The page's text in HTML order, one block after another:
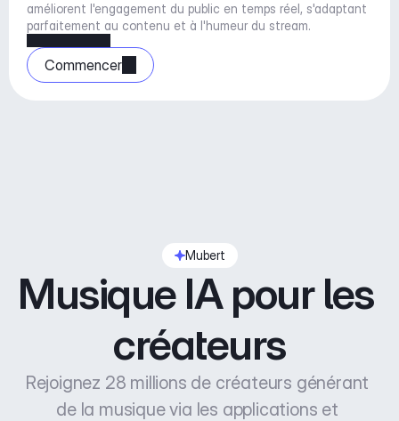
améliorent l'engagement du public en temps réel, s'adaptant
parfaitement au contenu et à l'humeur du stream.
Commencer
Mubert
Musique IA pour les
créateurs
Rejoignez 28 millions de créateurs générant
de la musique via les applications et